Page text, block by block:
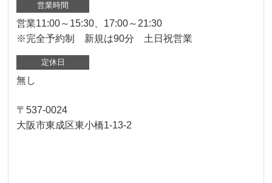
営業時間
営業11:00～15:30、17:00～21:30
※完全予約制 新規は90分 土日祝営業
定休日
無し
〒537-0024
大阪市東成区東小橋1-13-2